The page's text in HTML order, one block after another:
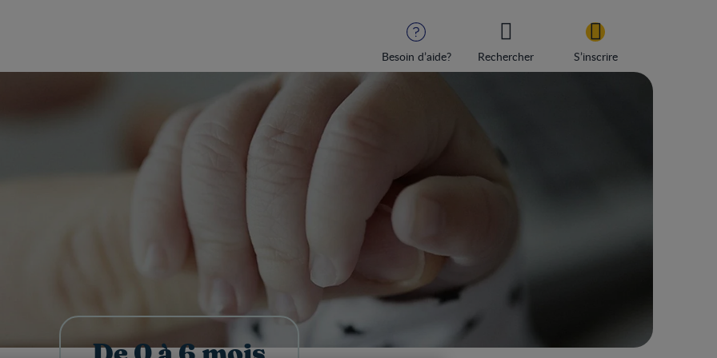
Besoin d’aide? Rechercher S’inscrire